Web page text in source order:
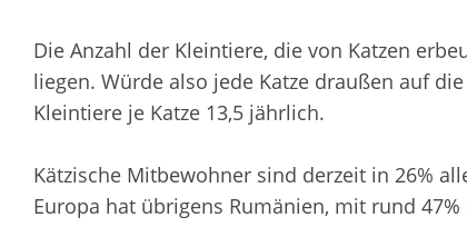
Die Anzahl der Kleintiere, die von Katzen
liegen. Würde also jede Katze draußen auf
Kleintiere je Katze 13,5 jährlich.
Kätzische Mitbewohner sind derzeit in 26%
Europa hat übrigens Rumänien, mit rund